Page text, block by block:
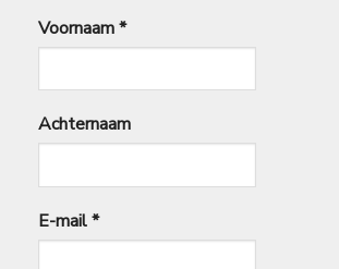
Voornaam*
Achternaam
E-mail*